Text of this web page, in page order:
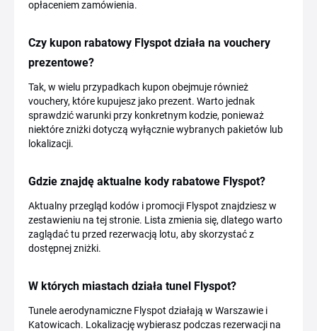
opłaceniem zamówienia.
Czy kupon rabatowy Flyspot działa na vouchery
prezentowe?
Tak, w wielu przypadkach kupon obejmuje również
vouchery, które kupujesz jako prezent. Warto jednak
sprawdzić warunki przy konkretnym kodzie, ponieważ
niektóre zniżki dotyczą wyłącznie wybranych pakietów lub
lokalizacji.
Gdzie znajdę aktualne kody rabatowe Flyspot?
Aktualny przegląd kodów i promocji Flyspot znajdziesz w
zestawieniu na tej stronie. Lista zmienia się, dlatego warto
zaglądać tu przed rezerwacją lotu, aby skorzystać z
dostępnej zniżki.
W których miastach działa tunel Flyspot?
Tunele aerodynamiczne Flyspot działają w Warszawie i
Katowicach. Lokalizację wybierasz podczas rezerwacji na